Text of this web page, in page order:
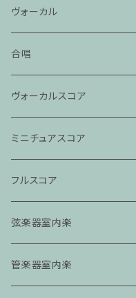
ヴォーカル
合唱
ヴォーカルスコア
ミニチュアスコア
フルスコア
弦楽器室内楽
管楽器室内楽